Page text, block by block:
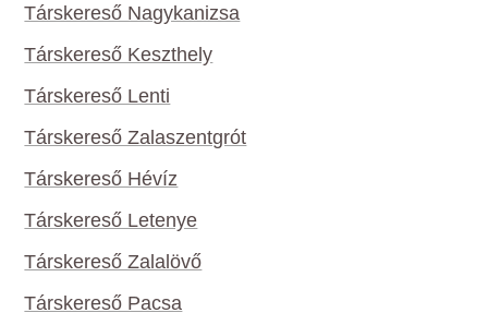
Társkereső Nagykanizsa
Társkereső Keszthely
Társkereső Lenti
Társkereső Zalaszentgrót
Társkereső Hévíz
Társkereső Letenye
Társkereső Zalalövő
Társkereső Pacsa